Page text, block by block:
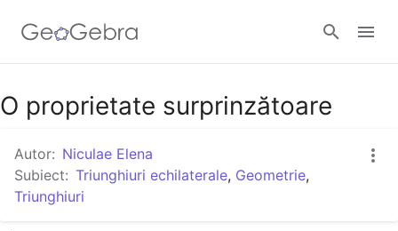
Google Classroom
GeoGebra Classroom
O proprietate surprinzătoare
Autor: Niculae Elena
Subiect: Triunghiuri echilaterale, Geometrie,
Triunghiuri